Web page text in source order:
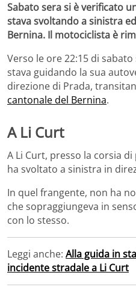
Sabato sera si è verificato
stava svoltando a sinistra
Bernina. Il motociclista è
Verso le ore 22:15 di
stava guidando la sua
direzione di Prada,
cantonale del Bernina.
A Li Curt
A Li Curt, presso la corsia
ha svoltato a sinistra in
In quel frangente, non ha
che sopraggiungeva in
con lo stesso.
Leggi anche: Alla guida in
incidente stradale a Li Curt